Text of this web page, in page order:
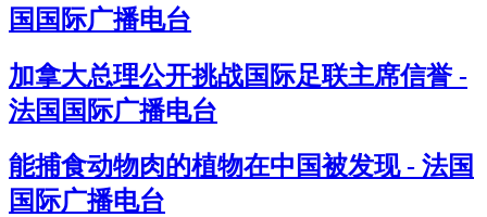
国国际广播电台
加拿大总理公开挑战国际足联主席信誉 -
法国国际广播电台
能捕食动物肉的植物在中国被发现 - 法国
国际广播电台